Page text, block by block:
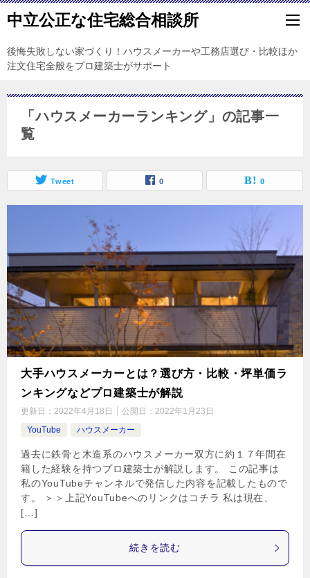
中立公正な住宅総合相談所
後悔失敗しない家づくり！ハウスメーカーや工務店選び・比較ほか
注文住宅全般をプロ建築士がサポート
「ハウスメーカーランキング」の記事一
覧
Tweet 0 0
大手ハウスメーカーとは？選び方・比較・坪単価ラ
ンキングなどプロ建築士が解説
更新日： 2022年4月18日 公開日： 2022年1月23日
YouTube
ハウスメーカー
過去に鉄骨と木造系のハウスメーカー双方に約１７年間在
籍した経験を持つプロ建築士が解説します。 この記事は
私のYouTubeチャンネルで発信した内容を記載したもので
す。 ＞＞上記YouTubeへのリンクはコチラ 私は現在、
[…]
続きを読む